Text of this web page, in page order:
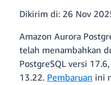
Dikirim di: 26 Nov
Amazon Aurora
telah menambahkan
PostgreSQL versi
13.22. Pembaruan ini